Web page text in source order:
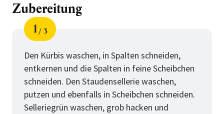
Zubereitung
Schritt
1
von
3
Den Kürbis waschen, in Spalten schneiden,
entkernen und die Spalten in feine Scheibchen
schneiden. Den Staudensellerie waschen,
putzen und ebenfalls in Scheibchen schneiden.
Selleriegrün waschen, grob hacken und